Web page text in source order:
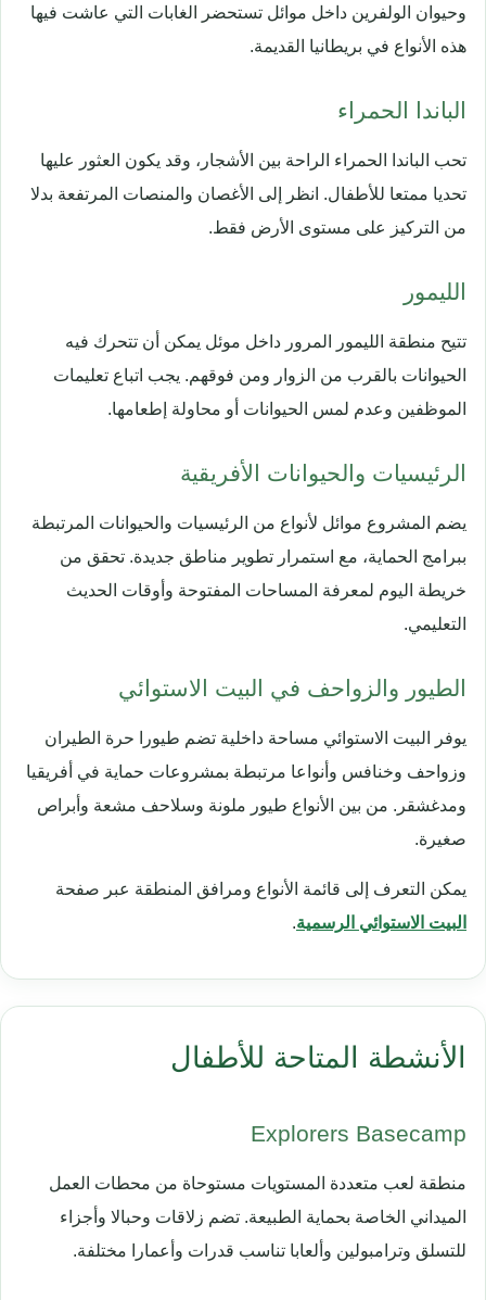
وحيوان الولفرين داخل موائل تستحضر الغابات التي عاشت فيها
هذه الأنواع في بريطانيا القديمة.
الباندا الحمراء
تحب الباندا الحمراء الراحة بين الأشجار، وقد يكون العثور عليها
تحديا ممتعا للأطفال. انظر إلى الأغصان والمنصات المرتفعة بدلا
من التركيز على مستوى الأرض فقط.
الليمور
تتيح منطقة الليمور المرور داخل موئل يمكن أن تتحرك فيه
الحيوانات بالقرب من الزوار ومن فوقهم. يجب اتباع تعليمات
الموظفين وعدم لمس الحيوانات أو محاولة إطعامها.
الرئيسيات والحيوانات الأفريقية
يضم المشروع موائل لأنواع من الرئيسيات والحيوانات المرتبطة
ببرامج الحماية، مع استمرار تطوير مناطق جديدة. تحقق من
خريطة اليوم لمعرفة المساحات المفتوحة وأوقات الحديث
التعليمي.
الطيور والزواحف في البيت الاستوائي
يوفر البيت الاستوائي مساحة داخلية تضم طيورا حرة الطيران
وزواحف وخنافس وأنواعا مرتبطة بمشروعات حماية في أفريقيا
ومدغشقر. من بين الأنواع طيور ملونة وسلاحف مشعة وأبراص
صغيرة.
يمكن التعرف إلى قائمة الأنواع ومرافق المنطقة عبر صفحة
البيت الاستوائي الرسمية.
الأنشطة المتاحة للأطفال
Explorers Basecamp
منطقة لعب متعددة المستويات مستوحاة من محطات العمل
الميداني الخاصة بحماية الطبيعة. تضم زلاقات وحبالا وأجزاء
للتسلق وترامبولين وألعابا تناسب قدرات وأعمارا مختلفة.